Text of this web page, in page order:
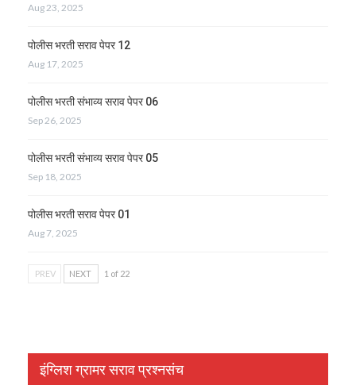
Aug 23, 2025
पोलीस भरती सराव पेपर 12
Aug 17, 2025
पोलीस भरती संभाव्य सराव पेपर 06
Sep 26, 2025
पोलीस भरती संभाव्य सराव पेपर 05
Sep 18, 2025
पोलीस भरती सराव पेपर 01
Aug 7, 2025
PREV NEXT 1 of 22
इंग्लिश ग्रामर सराव प्रश्नसंच